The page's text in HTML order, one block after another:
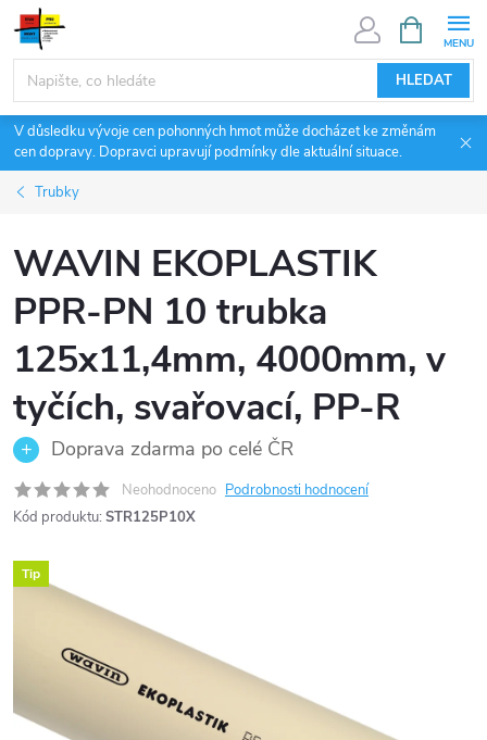
Přejít
obsah
HLEDAT
NÁKUPNÍ
KOŠÍK
V důsledku vývoje cen pohonných hmot může docházet ke změnám
cen dopravy. Dopravci upravují podmínky dle aktuální situace.
Trubky
WAVIN EKOPLASTIK
PPR-PN 10 trubka
125x11,4mm, 4000mm, v
tyčích, svařovací, PP-R
Doprava zdarma po celé ČR
Neohodnoceno Podrobnosti hodnocení
Kód produktu: STR125P10X
Tip